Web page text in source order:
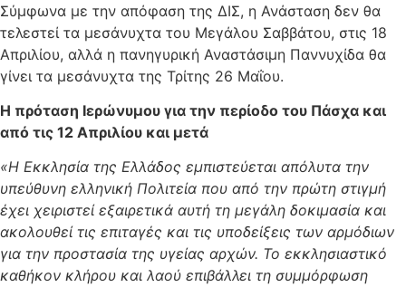
Σύμφωνα με την απόφαση της ΔΙΣ, η Ανάσταση δεν θα
τελεστεί τα μεσάνυχτα του Μεγάλου Σαββάτου, στις 18
Απριλίου, αλλά η πανηγυρική Αναστάσιμη Παννυχίδα θα
γίνει τα μεσάνυχτα της Τρίτης 26 Μαΐου.
Η πρόταση Ιερώνυμου για την περίοδο του Πάσχα και
από τις 12 Απριλίου και μετά
«Η Εκκλησία της Ελλάδος εμπιστεύεται απόλυτα την
υπεύθυνη ελληνική Πολιτεία που από την πρώτη στιγμή
έχει χειριστεί εξαιρετικά αυτή τη μεγάλη δοκιμασία και
ακολουθεί τις επιταγές και τις υποδείξεις των αρμόδιων
για την προστασία της υγείας αρχών. Το εκκλησιαστικό
καθήκον κλήρου και λαού επιβάλλει τη συμμόρφωση